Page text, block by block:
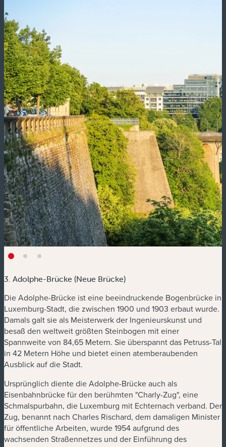
3. Adolphe-Brücke (Neue Brücke)
Die Adolphe-Brücke ist eine beeindruckende Bogenbrücke in
Luxemburg-Stadt, die zwischen 1900 und 1903 erbaut wurde.
Damals galt sie als Meisterwerk der Ingenieurskunst und
besaß den weltweit größten Steinbogen mit einer
Spannweite von 84,65 Metern. Sie überspannt das Petruss-Tal
in 42 Metern Höhe und bietet einen atemberaubenden
Ausblick auf die Stadt.
Ursprünglich diente die Adolphe-Brücke auch als
Eisenbahnbrücke für den berühmten "Charly-Zug", eine
Schmalspurbahn, die Luxemburg mit Echternach verband. Der
Zug, benannt nach Charles Rischard, dem damaligen Minister
für öffentliche Arbeiten, wurde 1954 aufgrund des
wachsenden Straßennetzes und der Einführung des